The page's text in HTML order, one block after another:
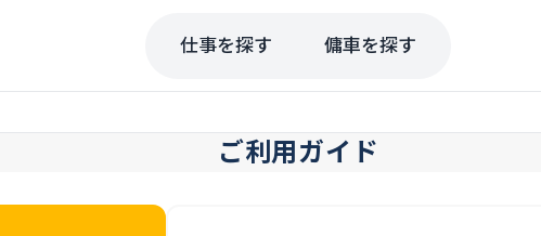
仕事を探す 傭車を探す
ご利用ガイド